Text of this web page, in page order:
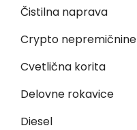
Čistilna naprava
Crypto nepremičnine
Cvetlična korita
Delovne rokavice
Diesel